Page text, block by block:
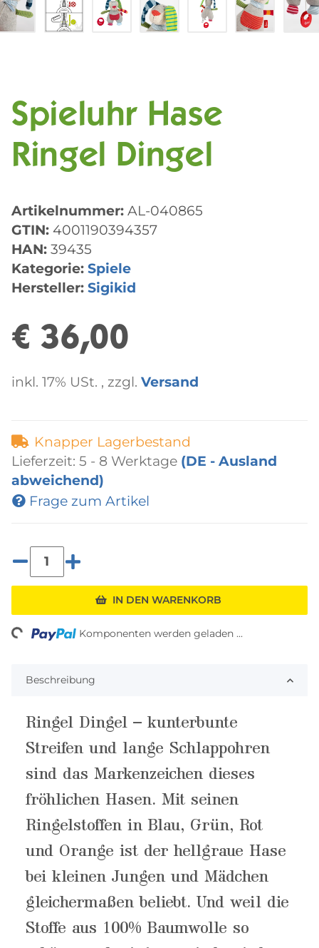
Spieluhr Hase
Ringel Dingel
Artikelnummer: AL-040865
GTIN: 4001190394357
HAN: 39435
Kategorie: Spiele
Hersteller: Sigikid
€ 36,00
inkl. 17% USt. , zzgl. Versand
Knapper Lagerbestand
Lieferzeit: 5 - 8 Werktage (DE - Ausland
abweichend)
Frage zum Artikel
IN DEN WARENKORB
Loading... Komponenten werden geladen ...
Beschreibung
Ringel Dingel – kunterbunte
Streifen und lange Schlappohren
sind das Markenzeichen dieses
fröhlichen Hasen. Mit seinen
Ringelstoffen in Blau, Grün, Rot
und Orange ist der hellgraue Hase
bei kleinen Jungen und Mädchen
gleichermaßen beliebt. Und weil die
Stoffe aus 100% Baumwolle so